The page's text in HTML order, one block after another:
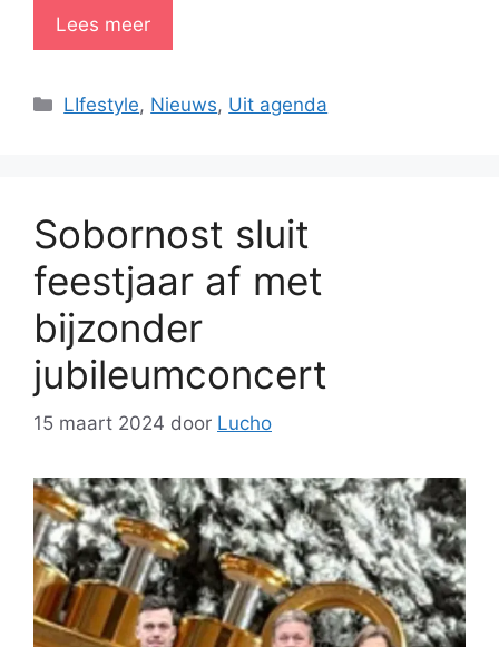
Lees meer
Categorieën
LIfestyle, Nieuws, Uit agenda
Sobornost sluit
feestjaar af met
bijzonder
jubileumconcert
15 maart 2024 door Lucho